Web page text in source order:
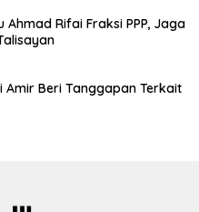
Ahmad Rifai Fraksi PPP, Jaga
Amir Beri Tanggapan Terkait